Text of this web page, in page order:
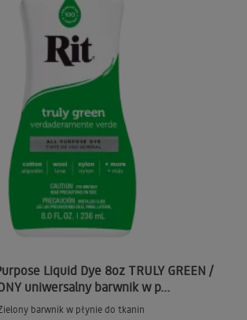
Liquid Dye 8oz TRULY GREEN /
uniwersalny barwnik w p...
barwnik w płynie do tkanin